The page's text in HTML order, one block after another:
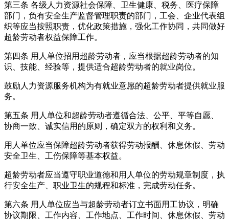
第三条 各级人力资源社会保障、卫生健康、税务、医疗保障
部门，负有安全生产监督管理职责的部门，工会、企业代表组
织等应当按照职责，优化政策措施，强化工作协同，共同做好
超龄劳动者权益保障工作。
第四条 用人单位招用超龄劳动者，应当根据超龄劳动者的知
识、技能、经验等，提供适合超龄劳动者的就业岗位。
鼓励人力资源服务机构为有就业意愿的超龄劳动者提供就业服
务。
第五条 用人单位和超龄劳动者遵循合法、公平、平等自愿、
协商一致、诚实信用的原则，确定双方的权利和义务。
用人单位应当保障超龄劳动者获得劳动报酬、休息休假、劳动
安全卫生、工伤保障等基本权益。
超龄劳动者应当遵守职业道德和用人单位的劳动规章制度，执
行安全生产、职业卫生的规程和标准，完成劳动任务。
第六条 用人单位应当与超龄劳动者订立书面用工协议，明确
协议期限、工作内容、工作地点、工作时间、休息休假、劳动